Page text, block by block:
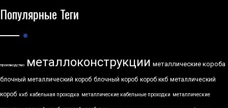
Популярные Теги
производство металлоконструкции металлические короба
блочный металлический короб блочный короб короб ккб металлический
короб ккб кабельная проходка металлические кабельные проходки металлические